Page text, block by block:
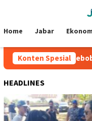
Mobile
Home Jabar
Konten Spesial
Laga Tanpa
HEADLINES